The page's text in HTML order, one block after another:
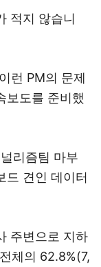
적지 않습니
런 PM의 문제
보도를 준비했
리즘팀 마부
드 견인 데이터
주변으로 지하
체의 62.8%(7,